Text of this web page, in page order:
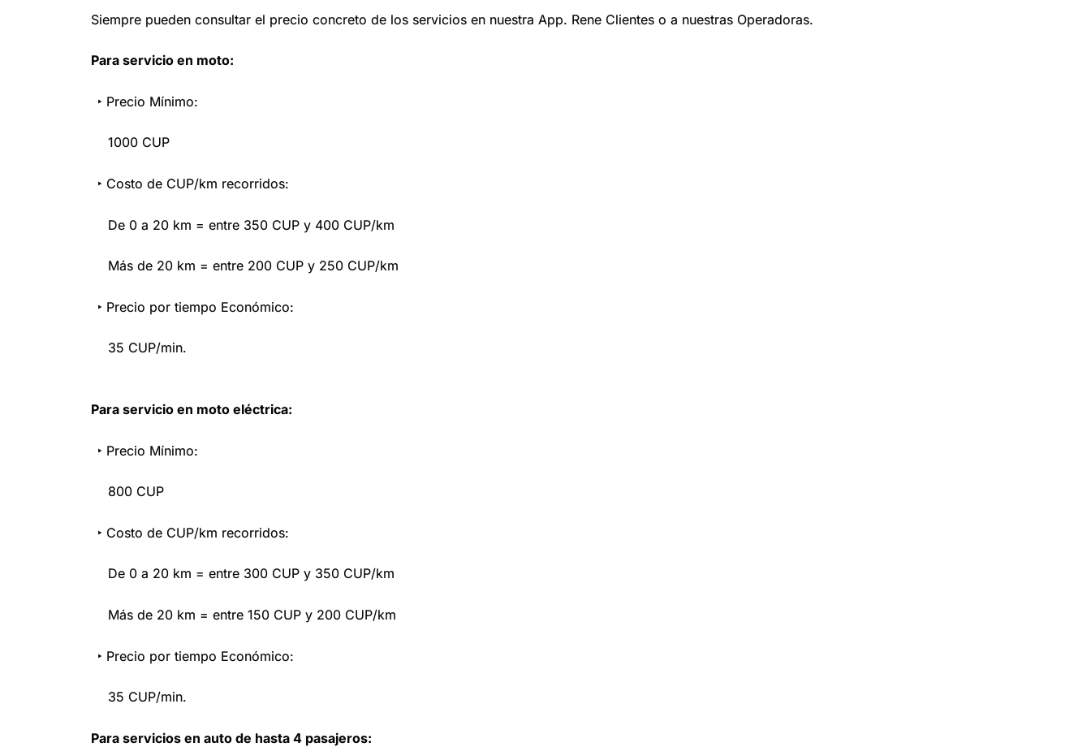
Siempre pueden consultar el precio concreto de los servicios en nuestra App. Rene Clientes o a nuestras Operadoras.
Para servicio en moto:
‣ Precio Mínimo:
1000 CUP
‣ Costo de CUP/km recorridos:
De 0 a 20 km = entre 350 CUP y 400 CUP/km
Más de 20 km = entre 200 CUP y 250 CUP/km
‣ Precio por tiempo Económico:
35 CUP/min.
Para servicio en moto eléctrica:
‣ Precio Mínimo:
800 CUP
‣ Costo de CUP/km recorridos:
De 0 a 20 km = entre 300 CUP y 350 CUP/km
Más de 20 km = entre 150 CUP y 200 CUP/km
‣ Precio por tiempo Económico:
35 CUP/min.
Para servicios en auto de hasta 4 pasajeros: